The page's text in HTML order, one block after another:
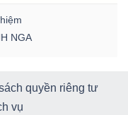
NGA
quyền riêng tư
vụ